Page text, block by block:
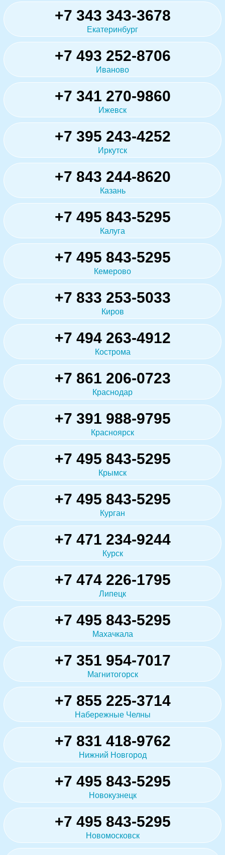
+7 343 343-3678
Екатеринбург
+7 493 252-8706
Иваново
+7 341 270-9860
Ижевск
+7 395 243-4252
Иркутск
+7 843 244-8620
Казань
+7 495 843-5295
Калуга
+7 495 843-5295
Кемерово
+7 833 253-5033
Киров
+7 494 263-4912
Кострома
+7 861 206-0723
Краснодар
+7 391 988-9795
Красноярск
+7 495 843-5295
Крымск
+7 495 843-5295
Курган
+7 471 234-9244
Курск
+7 474 226-1795
Липецк
+7 495 843-5295
Махачкала
+7 351 954-7017
Магнитогорск
+7 855 225-3714
Набережные Челны
+7 831 418-9762
Нижний Новгород
+7 495 843-5295
Новокузнецк
+7 495 843-5295
Новомосковск